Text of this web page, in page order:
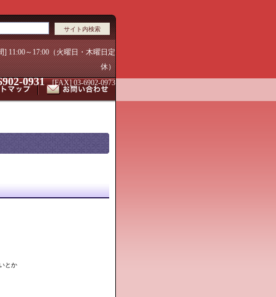
] 11:00～17:00（火曜日・木曜日定
休）
0931[FAX] 03-6902-0973
とか